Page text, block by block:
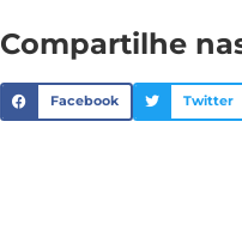
Compartilhe
Facebook Twitter